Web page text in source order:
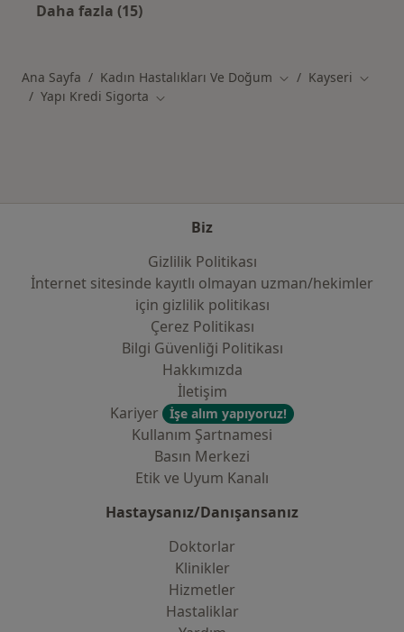
Daha fazla (15)
Ana Sayfa Kadın Hastalıkları Ve Doğum Şehir değiştir
Kayseri Şehir
Yapı Kredi Sigorta Şehir değiştir
Biz
Gizlilik Politikası
İnternet sitesinde kayıtlı olmayan uzman/hekimler
i̇çin gizlilik politikası
Çerez Politikası
Bilgi Güvenliği Politikası
Hakkımızda
İletişim
Kariyer
İşe alım yapıyoruz!
Kullanım Şartnamesi
Basın Merkezi
Etik ve Uyum Kanalı
Hastaysanız/Danışansanız
Doktorlar
Klinikler
Hizmetler
Hastaliklar